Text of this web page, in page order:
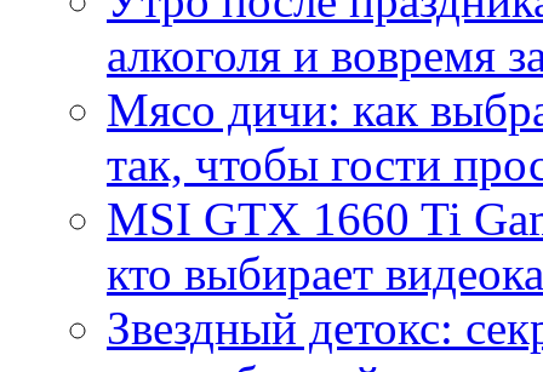
алкоголя и вовремя
Мясо дичи: как
так, чтобы гости
MSI GTX 1660 Ti
кто выбирает
Звездный детокс: